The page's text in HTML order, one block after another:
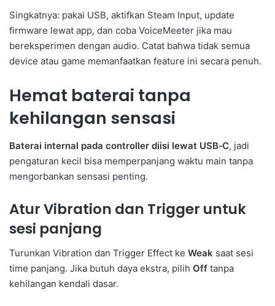
Singkatnya: pakai USB, aktifkan Steam Input, update
firmware lewat app, dan coba VoiceMeeter jika mau
bereksperimen dengan audio. Catat bahwa tidak semua
device atau game memanfaatkan feature ini secara penuh.
Hemat baterai tanpa
kehilangan sensasi
Baterai internal pada controller diisi lewat USB‑C, jadi
pengaturan kecil bisa memperpanjang waktu main tanpa
mengorbankan sensasi penting.
Atur Vibration dan Trigger untuk
sesi panjang
Turunkan Vibration dan Trigger Effect ke Weak saat sesi
time panjang. Jika butuh daya ekstra, pilih Off tanpa
kehilangan kendali dasar.